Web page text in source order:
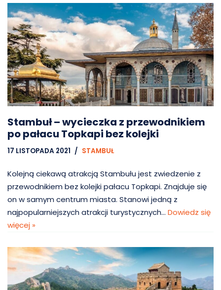
Stambuł – wycieczka z przewodnikiem
po pałacu Topkapi bez kolejki
17 LISTOPADA 2021 STAMBUŁ
Kolejną ciekawą atrakcją Stambułu jest zwiedzenie z
przewodnikiem bez kolejki pałacu Topkapi. Znajduje się
on w samym centrum miasta. Stanowi jedną z
najpopularniejszych atrakcji turystycznych… Dowiedz się
więcej »